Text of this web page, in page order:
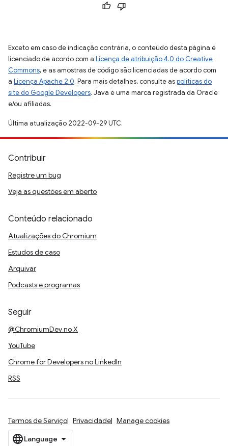
Exceto em caso de indicação contrária, o conteúdo desta página é
licenciado de acordo com a Licença de atribuição 4.0 do Creative
Commons, e as amostras de código são licenciadas de acordo com
a Licença Apache 2.0. Para mais detalhes, consulte aspolíticas do
site do Google Developers. Java é uma marca registrada da Oracle
e/ou afiliadas.
Última atualização 2022-09-29 UTC.
Contribuir
Registre um bug
Veja as questões em aberto
Conteúdo relacionado
Atualizações do Chromium
Estudos de caso
Arquivar
Podcasts e programas
Seguir
@ChromiumDev no X
YouTube
Chrome for Developers no LinkedIn
RSS
Termos de Serviço Privacidade Manage cookies